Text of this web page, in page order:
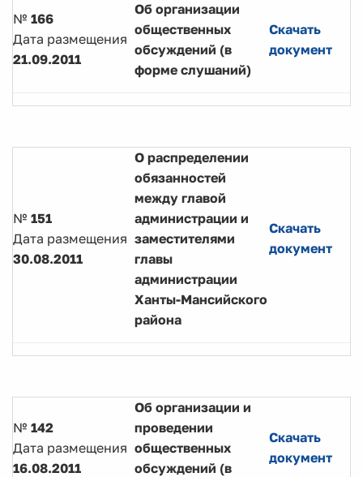
№ 166
Дата размещения
21.09.2011
Об организации
общественных
обсуждений (в
форме слушаний)
Скачать
документ
№ 151
Дата размещения
30.08.2011
О распределении
обязанностей
между главой
администрации и
заместителями
главы
администрации
Ханты-Мансийского
района
Скачать
документ
№ 142
Дата размещения
16.08.2011
Об организации и
проведении
общественных
обсуждений (в
Скачать
документ